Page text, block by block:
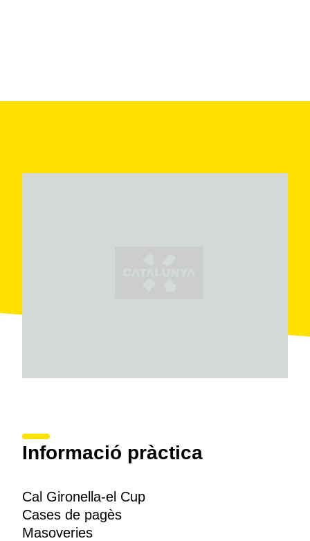
Informació pràctica
Cal Gironella-el Cup
Cases de pagès
Masoveries